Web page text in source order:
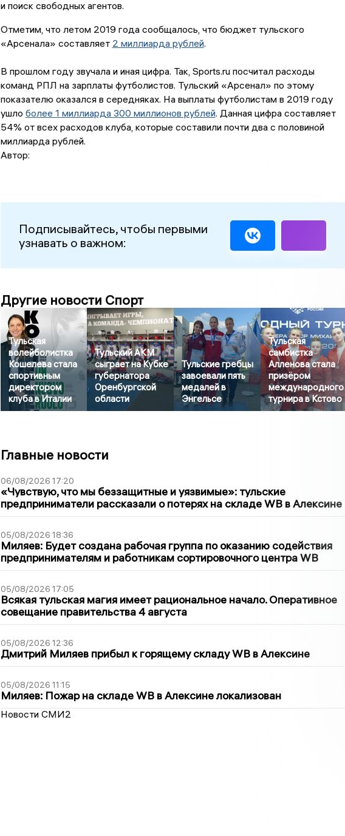
и поиск свободных агентов.
Отметим, что летом 2019 года сообщалось, что бюджет тульского
«Арсенала» составляет 2 миллиарда рублей.
В прошлом году звучала и иная цифра. Так, Sports.ru посчитал расходы
команд РПЛ на зарплаты футболистов. Тульский «Арсенал» по этому
показателю оказался в середняках. На выплаты футболистам в 2019 году
ушло более 1 миллиарда 300 миллионов рублей. Данная цифра составляет
54% от всех расходов клуба, которые составили почти два с половиной
миллиарда рублей.
Автор:
Подписывайтесь, чтобы первыми
узнавать о важном:
Другие новости Спорт
Тульская
волейболистка
Кошелева стала
спортивным
директором
клуба в Италии
Тульский АКМ
сыграет на Кубке
губернатора
Оренбургской
области
Тульские гребцы
завоевали пять
медалей в
Энгельсе
Тульская
самбистка
Алленова стала
призёром
международного
турнира в Кстово
Главные новости
06/08/2026 17:20
«Чувствую, что мы беззащитные и уязвимые»: тульские
предприниматели рассказали о потерях на складе WB в Алексине
05/08/2026 18:36
Миляев: Будет создана рабочая группа по оказанию содействия
предпринимателям и работникам сортировочного центра WB
05/08/2026 17:05
Всякая тульская магия имеет рациональное начало. Оперативное
совещание правительства 4 августа
05/08/2026 12:36
Дмитрий Миляев прибыл к горящему складу WB в Алексине
05/08/2026 11:15
Миляев: Пожар на складе WB в Алексине локализован
Новости СМИ2